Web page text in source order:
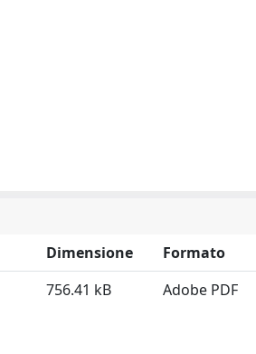
Dimensione
Formato
756.41 kB Adobe PDF